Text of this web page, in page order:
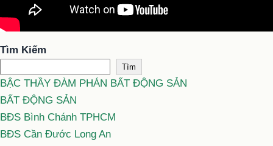
Tìm Kiếm
Tìm
BẬC THẦY ĐÀM PHÁN BẤT ĐỘNG SẢN
BẤT ĐỘNG SẢN
BĐS Bình Chánh TPHCM
BĐS Cần Đước Long An